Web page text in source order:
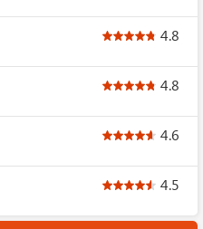
4.8
4.8
4.6
4.5